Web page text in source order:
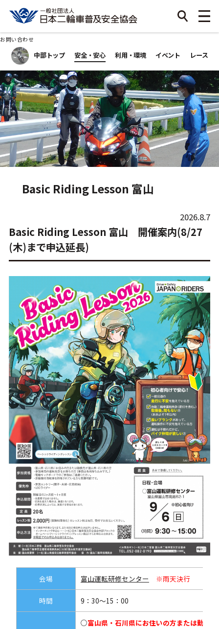
中部トップ 安全・安心 利用・環境 イベント レース
お問い合わせ
Basic Riding Lesson 富山
2026.8.7
Basic Riding Lesson 富山 開催案内(8/27
(木)まで申込延長)
会場 富山運転研修センター ※雨天決行
時間 9：30～15：00
○富山県・石川県にお住いの方または勤務